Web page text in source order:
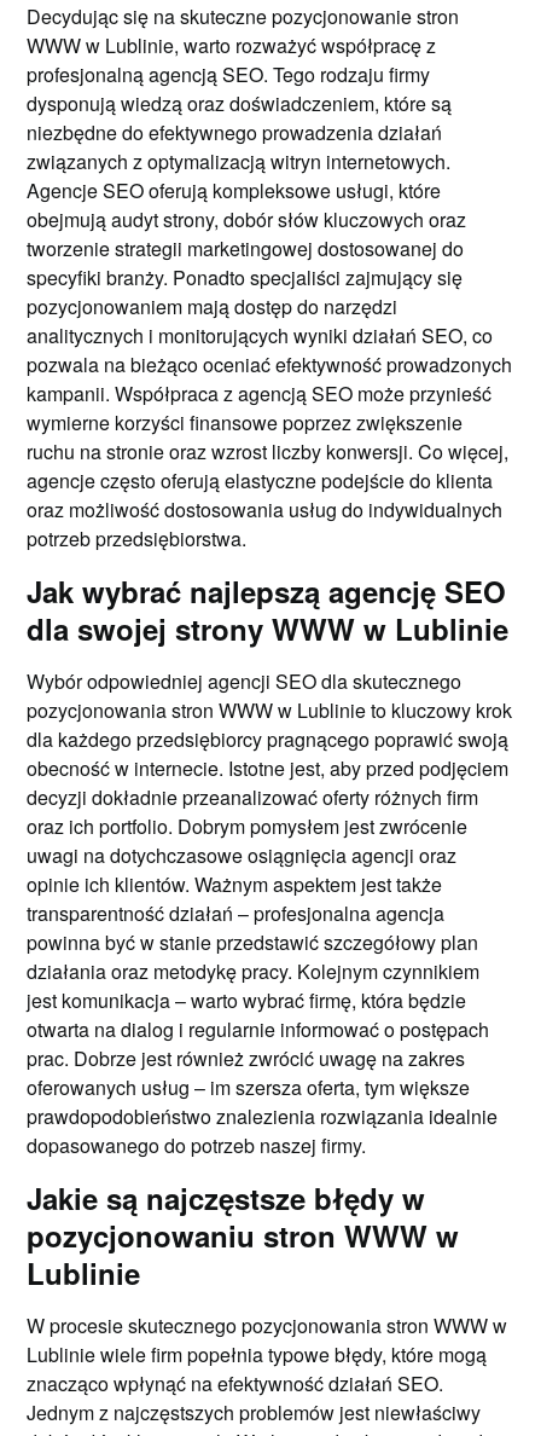
Decydując się na skuteczne pozycjonowanie stron
WWW w Lublinie, warto rozważyć współpracę z
profesjonalną agencją SEO. Tego rodzaju firmy
dysponują wiedzą oraz doświadczeniem, które są
niezbędne do efektywnego prowadzenia działań
związanych z optymalizacją witryn internetowych.
Agencje SEO oferują kompleksowe usługi, które
obejmują audyt strony, dobór słów kluczowych oraz
tworzenie strategii marketingowej dostosowanej do
specyfiki branży. Ponadto specjaliści zajmujący się
pozycjonowaniem mają dostęp do narzędzi
analitycznych i monitorujących wyniki działań SEO, co
pozwala na bieżąco oceniać efektywność prowadzonych
kampanii. Współpraca z agencją SEO może przynieść
wymierne korzyści finansowe poprzez zwiększenie
ruchu na stronie oraz wzrost liczby konwersji. Co więcej,
agencje często oferują elastyczne podejście do klienta
oraz możliwość dostosowania usług do indywidualnych
potrzeb przedsiębiorstwa.
Jak wybrać najlepszą agencję SEO
dla swojej strony WWW w Lublinie
Wybór odpowiedniej agencji SEO dla skutecznego
pozycjonowania stron WWW w Lublinie to kluczowy krok
dla każdego przedsiębiorcy pragnącego poprawić swoją
obecność w internecie. Istotne jest, aby przed podjęciem
decyzji dokładnie przeanalizować oferty różnych firm
oraz ich portfolio. Dobrym pomysłem jest zwrócenie
uwagi na dotychczasowe osiągnięcia agencji oraz
opinie ich klientów. Ważnym aspektem jest także
transparentność działań – profesjonalna agencja
powinna być w stanie przedstawić szczegółowy plan
działania oraz metodykę pracy. Kolejnym czynnikiem
jest komunikacja – warto wybrać firmę, która będzie
otwarta na dialog i regularnie informować o postępach
prac. Dobrze jest również zwrócić uwagę na zakres
oferowanych usług – im szersza oferta, tym większe
prawdopodobieństwo znalezienia rozwiązania idealnie
dopasowanego do potrzeb naszej firmy.
Jakie są najczęstsze błędy w
pozycjonowaniu stron WWW w
Lublinie
W procesie skutecznego pozycjonowania stron WWW w
Lublinie wiele firm popełnia typowe błędy, które mogą
znacząco wpłynąć na efektywność działań SEO.
Jednym z najczęstszych problemów jest niewłaściwy